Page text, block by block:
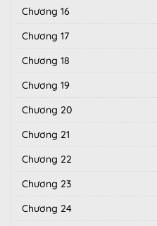
Chương 16
Chương 17
Chương 18
Chương 19
Chương 20
Chương 21
Chương 22
Chương 23
Chương 24